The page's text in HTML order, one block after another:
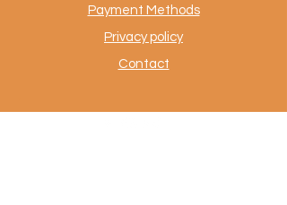
Payment Methods
Privacy policy
Contact